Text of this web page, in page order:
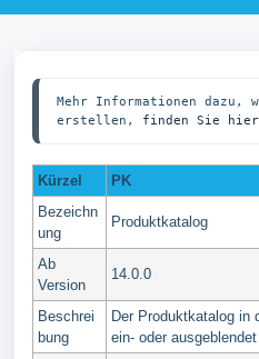
Mehr Informationen dazu,
erstellen, finden Sie
Kürzel
PK
Bezeichn
ung
Produktkatalog
Ab
Version
14.0.0
Beschrei
bung
Der Produktkatalog in
ein- oder